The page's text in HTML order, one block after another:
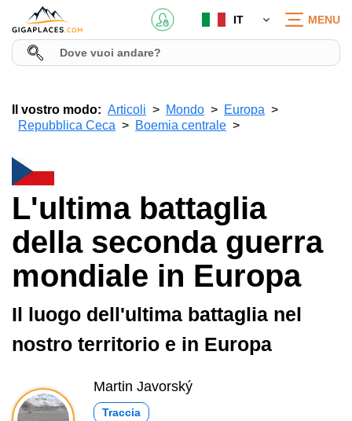
IT MENU
Il vostro modo: Articoli Mondo
Europa
Repubblica Ceca
Boemia centrale
L'ultima battaglia
della seconda guerra
mondiale in Europa
Il luogo dell'ultima battaglia nel
nostro territorio e in Europa
Martin Javorský
Traccia